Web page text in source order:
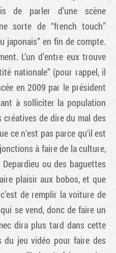
de parler d’une scène
sorte de “french touch”
japonais” en fin de compte.
L’un d’entre eux trouve
nationale” (pour rappel, il
en 2009 par le président
à solliciter la population
de dire du mal des
ce n’est pas parce qu’il est
à faire de la culture,
Depardieu ou des baguettes
plaisir aux bobos, et que
de remplir la voiture de
se vend, donc de faire un
dira plus tard dans cette
du jeu vidéo pour faire des